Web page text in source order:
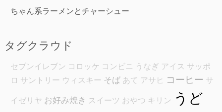
ちゃん系ラーメンとチャーシュー
タグクラウド
セブンイレブン コロッケ コンビニ うなぎ アイス サッポ
ロ サントリー ウィスキー そば あて アサヒ コーヒー サ
イゼリヤ お好み焼き スイーツ おやつ キリン
うど